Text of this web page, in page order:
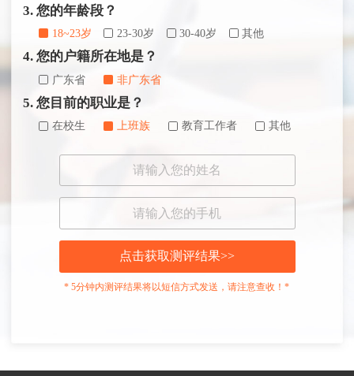
3. 您的年龄段？
18~23岁 23-30岁 30-40岁 其他
4. 您的户籍所在地是？
广东省 非广东省
5. 您目前的职业是？
在校生 上班族 教育工作者 其他
点击获取测评结果>>
* 5分钟内测评结果将以短信方式发送，请注意查收！*